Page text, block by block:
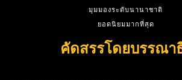
มุมมองระดับนานาชาติ
ยอดนิยมมากที่สุด
คัดสรรโดยบรรณา